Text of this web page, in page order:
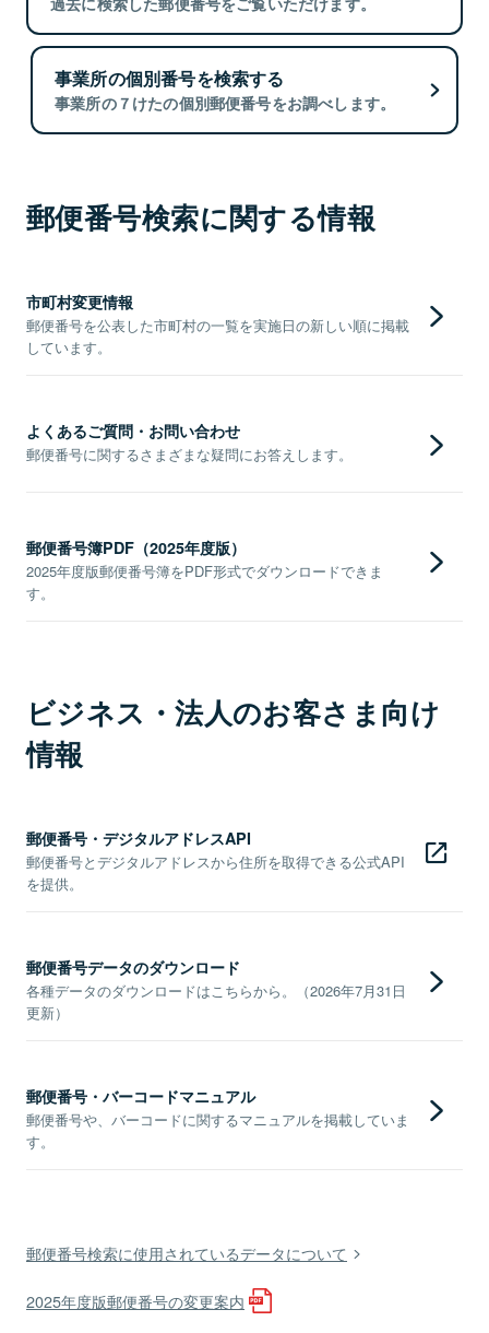
事業所の個別番号を検索する
事業所の７けたの個別郵便番号をお調べします。
郵便番号検索に関する情報
市町村変更情報
郵便番号を公表した市町村の一覧を実施日の新しい順に掲載
しています。
よくあるご質問・お問い合わせ
郵便番号に関するさまざまな疑問にお答えします。
郵便番号簿PDF（2025年度版）
2025年度版郵便番号簿をPDF形式でダウンロードできま
す。
ビジネス・法人のお客さま向け
情報
郵便番号・デジタルアドレスAPI
郵便番号とデジタルアドレスから住所を取得できる公式API
を提供。
郵便番号データのダウンロード
各種データのダウンロードはこちらから。（2026年7月31日
更新）
郵便番号・バーコードマニュアル
郵便番号や、バーコードに関するマニュアルを掲載していま
す。
郵便番号検索に使用されているデータについて
2025年度版郵便番号の変更案内